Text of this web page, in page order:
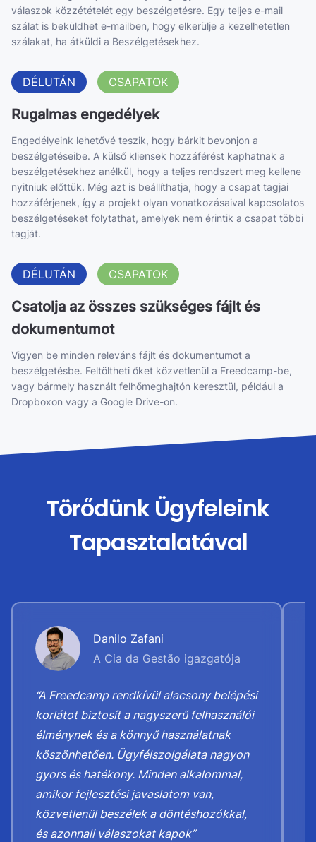
válaszok közzétételét egy beszélgetésre. Egy teljes e-mail
szálat is beküldhet e-mailben, hogy elkerülje a kezelhetetlen
szálakat, ha átküldi a Beszélgetésekhez.
DÉLUTÁN CSAPATOK
Rugalmas engedélyek
Engedélyeink lehetővé teszik, hogy bárkit bevonjon a
beszélgetéseibe. A külső kliensek hozzáférést kaphatnak a
beszélgetésekhez anélkül, hogy a teljes rendszert meg kellene
nyitniuk előttük. Még azt is beállíthatja, hogy a csapat tagjai
hozzáférjenek, így a projekt olyan vonatkozásaival kapcsolatos
beszélgetéseket folytathat, amelyek nem érintik a csapat többi
tagját.
DÉLUTÁN CSAPATOK
Csatolja az összes szükséges fájlt és
dokumentumot
Vigyen be minden releváns fájlt és dokumentumot a
beszélgetésbe. Feltöltheti őket közvetlenül a Freedcamp-be,
vagy bármely használt felhőmeghajtón keresztül, például a
Dropboxon vagy a Google Drive-on.
Törődünk Ügyfeleink
Tapasztalatával
Danilo Zafani
A Cia da Gestão igazgatója
“A Freedcamp rendkívül alacsony belépési
korlátot biztosít a nagyszerű felhasználói
élménynek és a könnyű használatnak
köszönhetően. Ügyfélszolgálata nagyon
gyors és hatékony. Minden alkalommal,
amikor fejlesztési javaslatom van,
közvetlenül beszélek a döntéshozókkal,
és azonnali válaszokat kapok”